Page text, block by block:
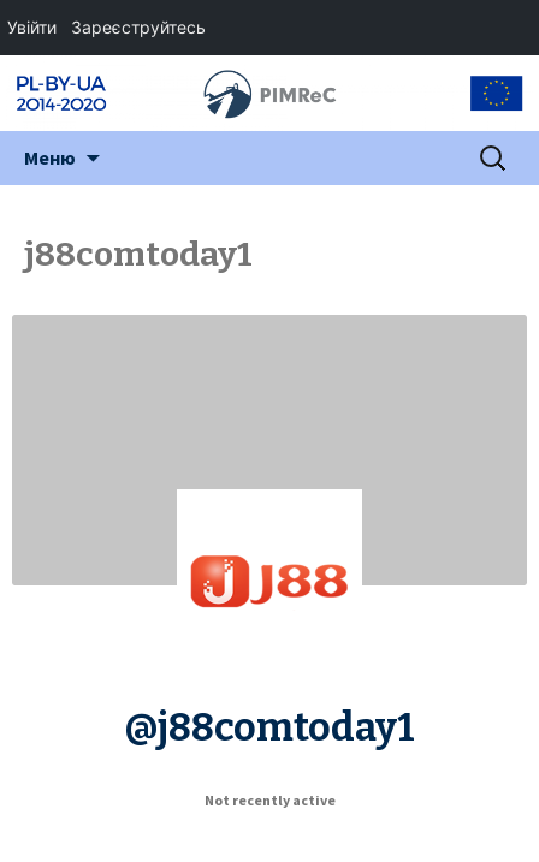
Меню Пошук:
j88comtoday1
@j88comtoday1
Not recently active
Увійти Зареєструйтесь